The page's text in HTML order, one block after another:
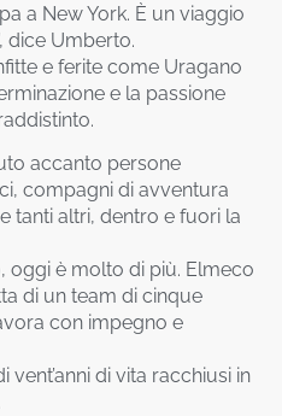
a New York. È un viaggio
dice Umberto.
e ferite come Uragano
e la passione
accanto persone
compagni di avventura
tanti altri, dentro e fuori la
oggi è molto di più. Elmeco
di un team di cinque
con impegno e
vent’anni di vita racchiusi in